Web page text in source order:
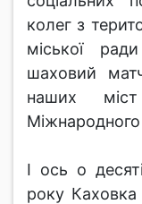
колег з
міської
шаховий
наших
Міжнародного
І ось о
року Каховка